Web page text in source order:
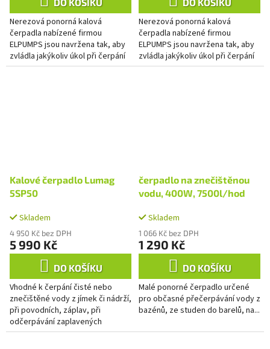
Nerezová ponorná kalová
čerpadla nabízené firmou
ELPUMPS jsou navržena tak, aby
zvládla jakýkoliv úkol při čerpání
čisté nebo znečištěné vody.
Nerezová ponorná kalová
čerpadla nabízené firmou
ELPUMPS jsou navržena tak, aby
zvládla jakýkoliv úkol při čerpání
čisté nebo znečištěné vody.
Kalové čerpadlo Lumag
5SP50
Skladem
4 950 Kč bez DPH
5 990 Kč
DO KOŠÍKU
Vhodné k čerpání čisté nebo
znečištěné vody z jímek či nádrží,
při povodních, záplav, při
odčerpávání zaplavených
suterénů, sklepů.
čerpadlo na znečištěnou
vodu, 400W, 7500l/hod
Skladem
1 066 Kč bez DPH
1 290 Kč
DO KOŠÍKU
Malé ponorné čerpadlo určené
pro občasné přečerpávání vody z
bazénů, ze studen do barelů, na...